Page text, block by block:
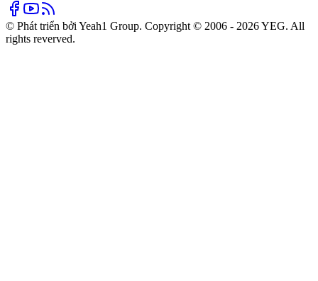
© Phát triển bởi Yeah1 Group. Copyright © 2006 - 2026 YEG. All
rights reverved.